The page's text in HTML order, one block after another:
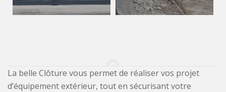
La belle Clôture vous permet de réaliser vos projet
d’équipement extérieur, tout en sécurisant votre